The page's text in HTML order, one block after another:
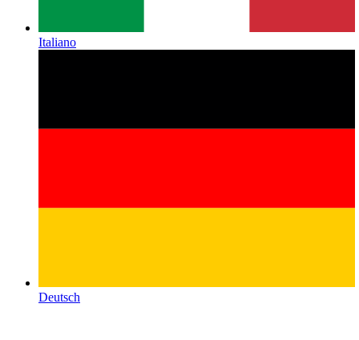
Italiano
Deutsch